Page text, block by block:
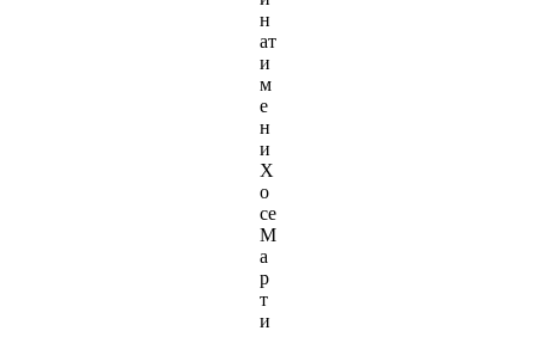
н
ат
и
м
е
н
и
Х
о
се
М
а
р
т
и